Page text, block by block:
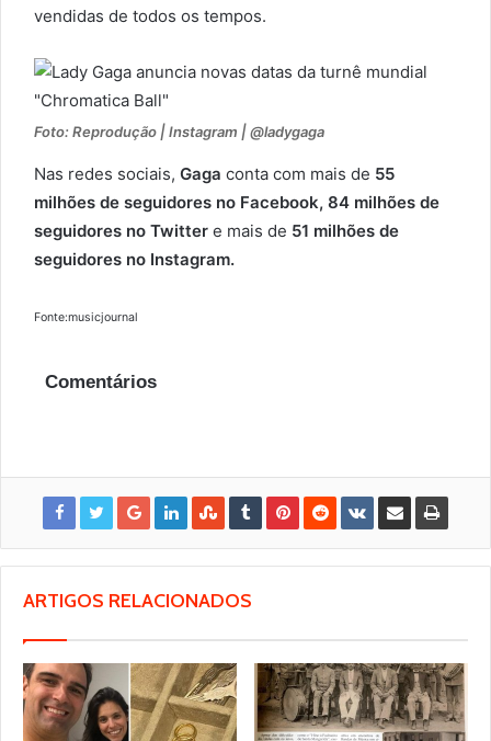
vendidas de todos os tempos.
Foto: Reprodução | Instagram | @ladygaga
Nas redes sociais, Gaga conta com mais de 55
milhões de seguidores no Facebook, 84 milhões de
seguidores no Twitter e mais de 51 milhões de
seguidores no Instagram.
Fonte:musicjournal
Comentários
ARTIGOS RELACIONADOS